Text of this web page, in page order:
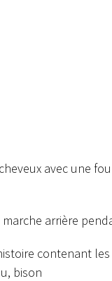
avec une
arrière
contenant
bison